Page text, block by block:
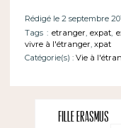
Rédigé le 2 septembre
Tags : etranger ,expat ,
vivre à l'étranger xpat
Catégorie(s) : Vie à
Fille Erasmus